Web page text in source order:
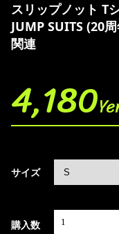
スリップノット T
JUMP SUITS (20
関連
4,180
サイズ
購入数